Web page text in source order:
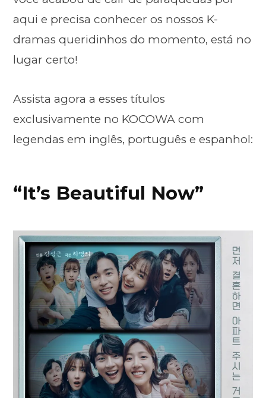
aqui e precisa conhecer os nossos K-
dramas queridinhos do momento, está no
lugar certo!
Assista agora a esses títulos
exclusivamente no KOCOWA com
legendas em inglês, português e espanhol:
“It’s Beautiful Now”